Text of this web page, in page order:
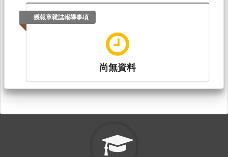
獲報章雜誌報導事項
尚無資料